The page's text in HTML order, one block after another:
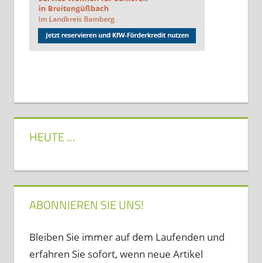
HEUTE …
ABONNIEREN SIE UNS!
Bleiben Sie immer auf dem Laufenden und
erfahren Sie sofort, wenn neue Artikel